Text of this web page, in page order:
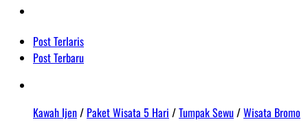
Post Terlaris
Post Terbaru
Kawah Ijen/ Paket Wisata 5 Hari /Tumpak Sewu/Wisata Bromo